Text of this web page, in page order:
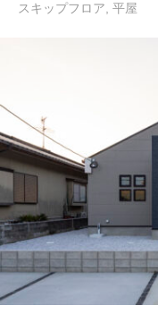
スキップフロア 平屋